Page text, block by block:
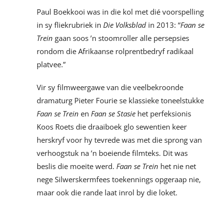
Paul Boekkooi was in die kol met dié voorspelling
in sy fliekrubriek in Die Volksblad in 2013: “Faan se
Trein gaan soos ’n stoomroller alle persepsies
rondom die Afrikaanse rolprentbedryf radikaal
platvee.”
Vir sy filmweergawe van die veelbekroonde
dramaturg Pieter Fourie se klassieke toneelstukke
Faan se Trein en Faan se Stasie het perfeksionis
Koos Roets die draaiboek glo sewentien keer
herskryf voor hy tevrede was met die sprong van
verhoogstuk na ’n boeiende filmteks. Dit was
beslis die moeite werd. Faan se Trein het nie net
nege Silwerskermfees toekennings opgeraap nie,
maar ook die rande laat inrol by die loket.